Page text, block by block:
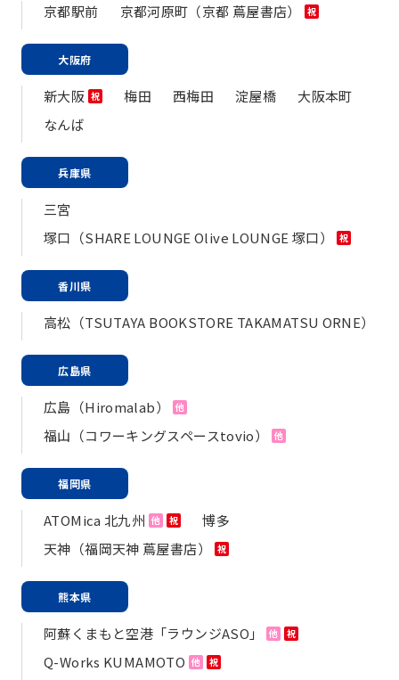
京都駅前 京都河原町（京都 蔦屋書店） 祝
大阪府
新大阪 祝 梅田 西梅田 淀屋橋
大阪本町
なんば
兵庫県
三宮
塚口（SHARE LOUNGE Olive LOUNGE 塚口）
祝
香川県
高松（TSUTAYA BOOKSTORE TAKAMATSU ORNE）
広島県
広島（Hiromalab） 他
福山（コワーキングスペースtovio） 他
福岡県
ATOMica 北九州 他 祝
博多
天神（福岡天神 蔦屋書店）
祝
熊本県
阿蘇くまもと空港「ラウンジASO」 他 祝
Q-Works KUMAMOTO 他 祝